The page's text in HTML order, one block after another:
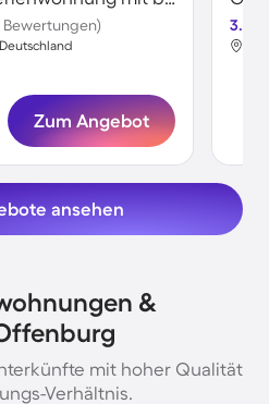
Bewertungen)
Zum Angebot
3.5
ansehen
&
mit hoher Qualität
Verhältnis.